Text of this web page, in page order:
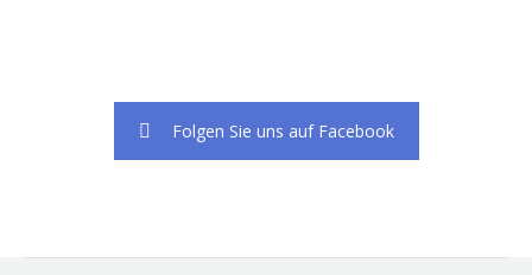
Folgen Sie uns auf Facebook